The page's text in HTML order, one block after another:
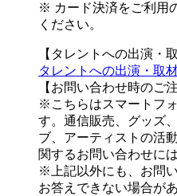
※ カード決済をご利用
ください。
【タレントへの出演・
タレントへの出演・取
【お問い合わせ時のご注
※こちらはスマートフ
す。通信販売、グッズ
ブ、アーティストの活
関するお問い合わせに
※上記以外にも、お問
お答えできない場合があ